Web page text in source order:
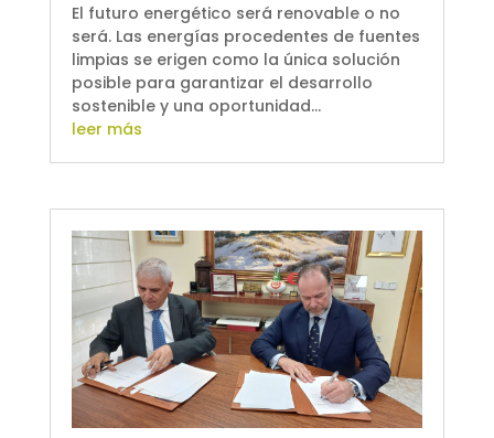
El futuro energético será renovable o no
será. Las energías procedentes de fuentes
limpias se erigen como la única solución
posible para garantizar el desarrollo
sostenible y una oportunidad...
leer más